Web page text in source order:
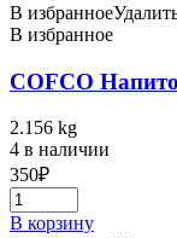
В избранное
В избранное
COFCO
2.156 kg
4 в наличии
350₽
В корзину